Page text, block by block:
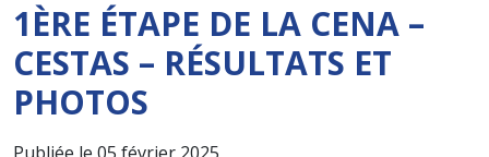
1ÈRE ÉTAPE DE LA CENA –
CESTAS – RÉSULTATS ET
PHOTOS